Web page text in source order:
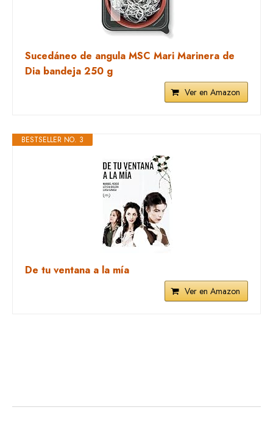
Sucedáneo de angula MSC Mari Marinera de
Dia bandeja 250 g
Ver en Amazon
BESTSELLER NO. 3
De tu ventana a la mía
Ver en Amazon